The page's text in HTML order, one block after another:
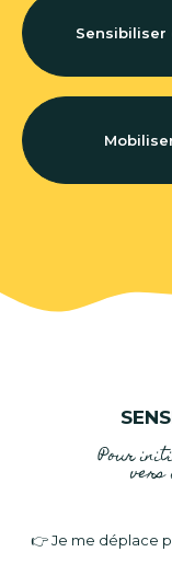
Pour
vers
👉 Je me déplace